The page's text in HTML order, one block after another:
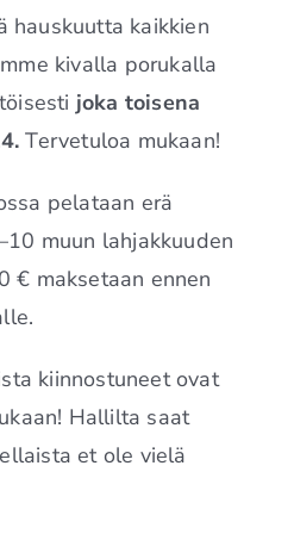
hauskuutta kaikkien
kivalla porukalla
joka toisena
Tervetuloa mukaan!
pelataan erä
muun lahjakkuuden
€ maksetaan ennen
kiinnostuneet ovat
Hallilta saat
et ole vielä